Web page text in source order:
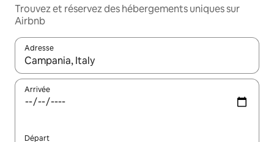
Trouvez et réservez des hébergements uniques sur
Airbnb
Adresse
Lorsque les résultats s'affichent, utilisez les flèches vers le
Arrivée
Départ